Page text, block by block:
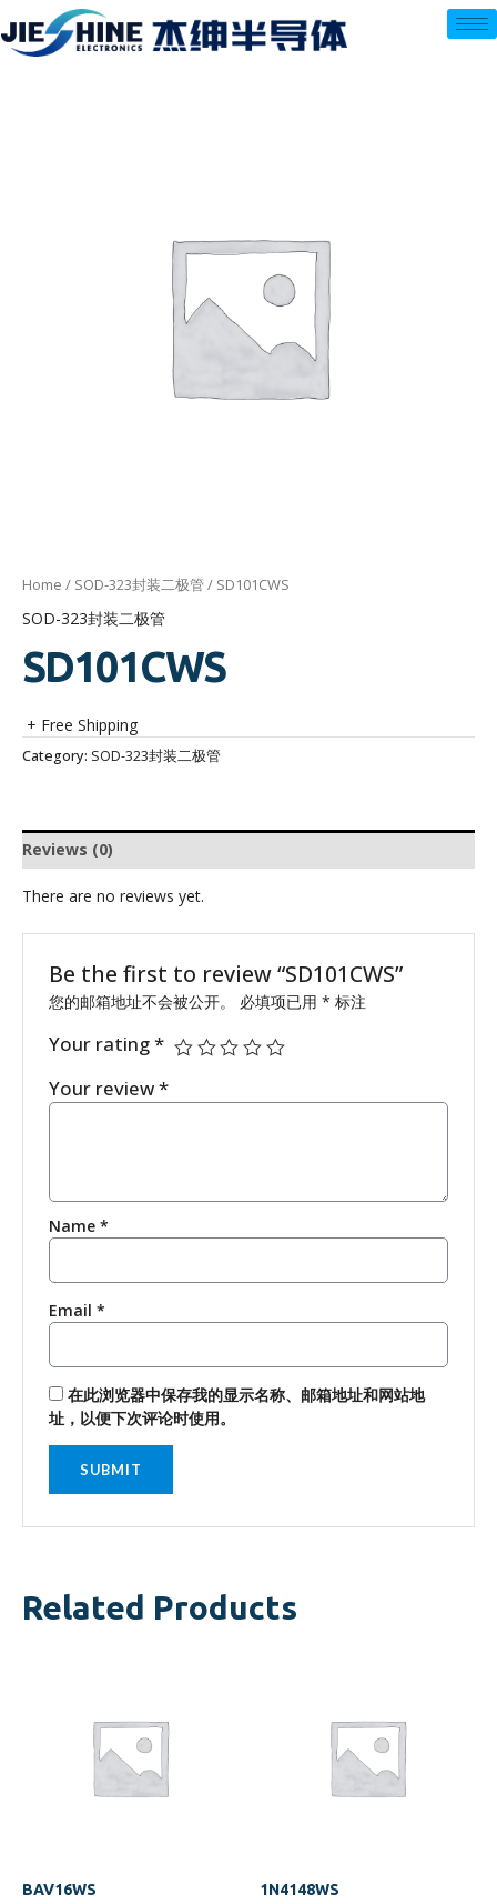
至
内
Home / SOD-323封装二极管 / SD101CWS
SOD-323封装二极管
SD101CWS
+ Free Shipping
Category: SOD-323封装二极管
Reviews (0)
There are no reviews yet.
Be the first to review “SD101CWS”
您的邮箱地址不会被公开。 必填项已用* 标注
Your rating*
Your review*
Name*
Email*
在此浏览器中保存我的显示名称、邮箱地址和网站地
址，以便下次评论时使用。
Related Products
BAV16WS
1N4148WS